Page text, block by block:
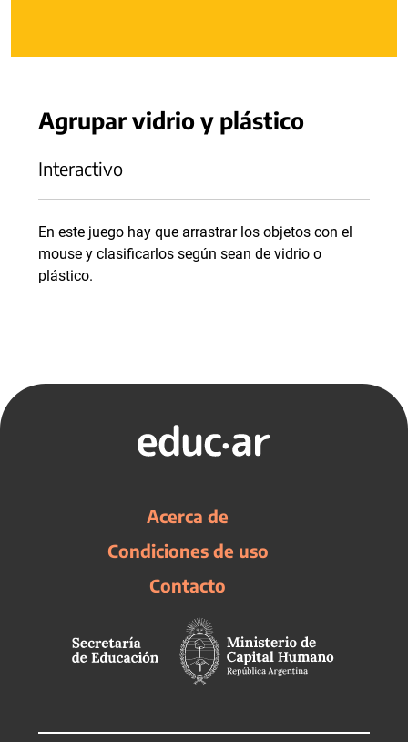
Agrupar vidrio y plástico
Interactivo
En este juego hay que arrastrar los objetos con el
mouse y clasificarlos según sean de vidrio o
plástico.
Acerca de
Condiciones de uso
Contacto